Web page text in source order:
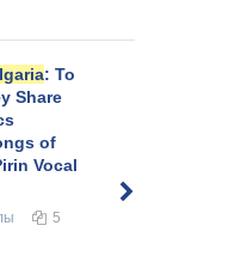
: To
Share
of
Vocal
5